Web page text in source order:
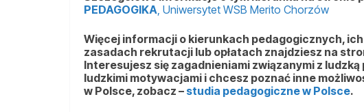
PEDAGOGIKA , Uniwersytet WSB Merito Chorzów
Więcej informacji o kierunkach pedagogicznych,
zasadach rekrutacji lub opłatach znajdziesz na
Interesujesz się zagadnieniami związanymi z
ludzkimi motywacjami i chcesz poznać inne
w Polsce, zobacz – studia pedagogiczne w Polsce.